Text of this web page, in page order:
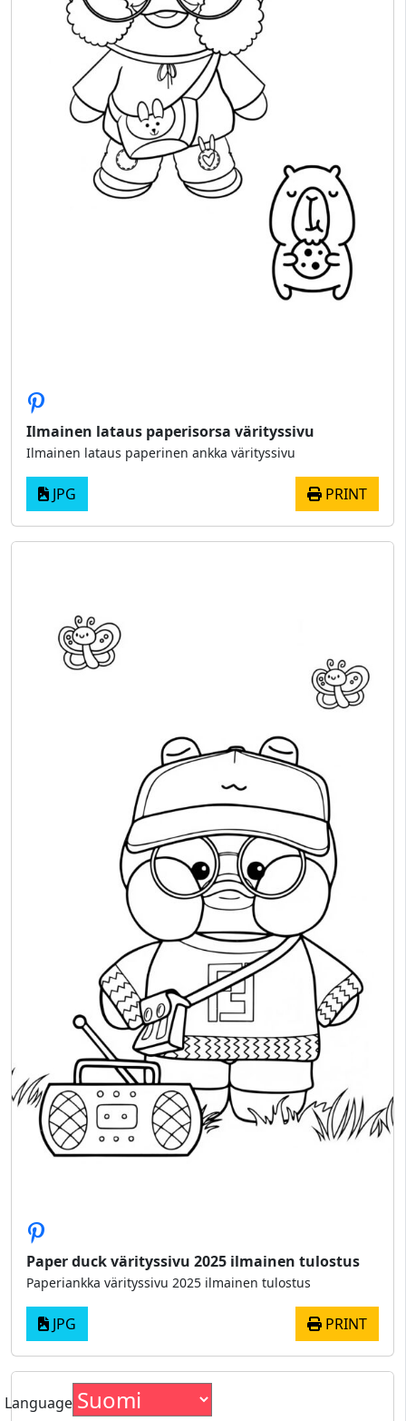
Ilmainen lataus paperisorsa värityssivu
Ilmainen lataus paperinen ankka värityssivu
JPG PRINT
Paper duck värityssivu 2025 ilmainen tulostus
Paperiankka värityssivu 2025 ilmainen tulostus
JPG PRINT
Language